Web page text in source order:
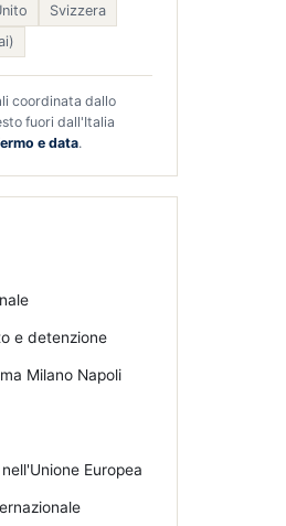
Svizzera
coordinata dallo
fuori dall'Italia
e data.
e detenzione
Milano Napoli
Europea